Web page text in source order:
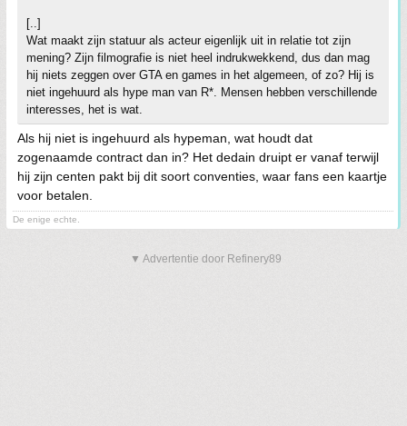
[..]
Wat maakt zijn statuur als acteur eigenlijk uit in relatie tot zijn
mening? Zijn filmografie is niet heel indrukwekkend, dus dan mag
hij niets zeggen over GTA en games in het algemeen, of zo? Hij is
niet ingehuurd als hype man van R*. Mensen hebben verschillende
interesses, het is wat.
Als hij niet is ingehuurd als hypeman, wat houdt dat
zogenaamde contract dan in? Het dedain druipt er vanaf terwijl
hij zijn centen pakt bij dit soort conventies, waar fans een kaartje
voor betalen.
De enige echte.
▼ Advertentie door Refinery89